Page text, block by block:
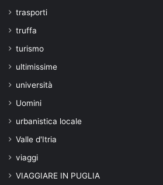
trasporti
truffa
turismo
ultimissime
università
Uomini
urbanistica locale
Valle d'Itria
viaggi
VIAGGIARE IN PUGLIA